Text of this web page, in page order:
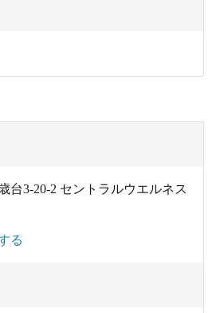
台3-20-2 セントラルウエルネス
る